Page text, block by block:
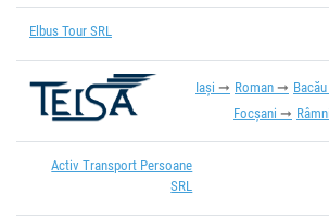
Elbus Tour SRL
Iași Roman Bacău
Focșani
Activ Transport Persoane
SRL